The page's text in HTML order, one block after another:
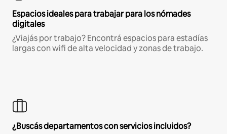
Espacios ideales para trabajar para los nómades
digitales
¿Viajás por trabajo? Encontrá espacios para estadías
largas con wifi de alta velocidad y zonas de trabajo.
¿Buscás departamentos con servicios incluidos?